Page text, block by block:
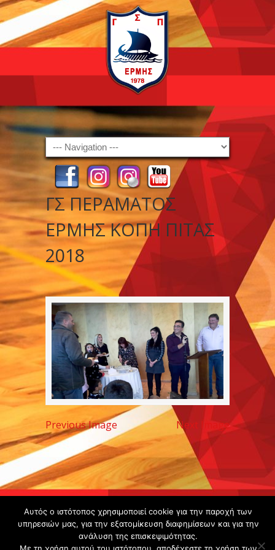
Navigation
ΓΣ ΠΕΡΑΜΑΤΟΣ
ΕΡΜΗΣ ΚΟΠΗ ΠΙΤΑΣ
2018
Previous Image Next Image
Copyright ©
2020 -
Gsperamatosermis.gr
Αυτός ο ιστότοπος χρησιμοποιεί cookie για την παροχή των
υπηρεσιών μας, για την εξατομίκευση διαφημίσεων και για την
ανάλυση της επισκεψιμότητας.